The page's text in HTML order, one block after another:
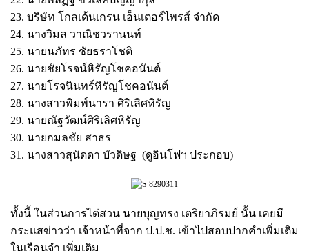
23. บริษัท โกลเด้นเกรน เอ็นเตอร์ไพรส์ จำกัด
24. นางวิมล วาณิชวรานนท์
25. นายนภัทร ชัยธราโชติ
26. นายชัยโรจน์หิรัญโชคอนันต์
27. นายโรจนินทร์หิรัญโชคอนันต์
28. นางสาวพิมพ์นารา ศิริเลิศหิรัญ
29. นายณัฐวัฒน์ศิริเลิศหิรัญ
30. นายกมลชัย สาธร
31. นางสาวสุนัดดา บัวดิษฐ (ดูอินโฟฯ ประกอบ)
ทั้งนี้ ในส่วนการไต่สวน นายบุญทรง เตริยาภิรมย์ นั้น เคยมี
กระแสข่าวว่า เจ้าหน้าที่จาก ป.ป.ช. เข้าไปสอบปากคำเพิ่มเติม
ในเรือนจำ เพิ่มเติม